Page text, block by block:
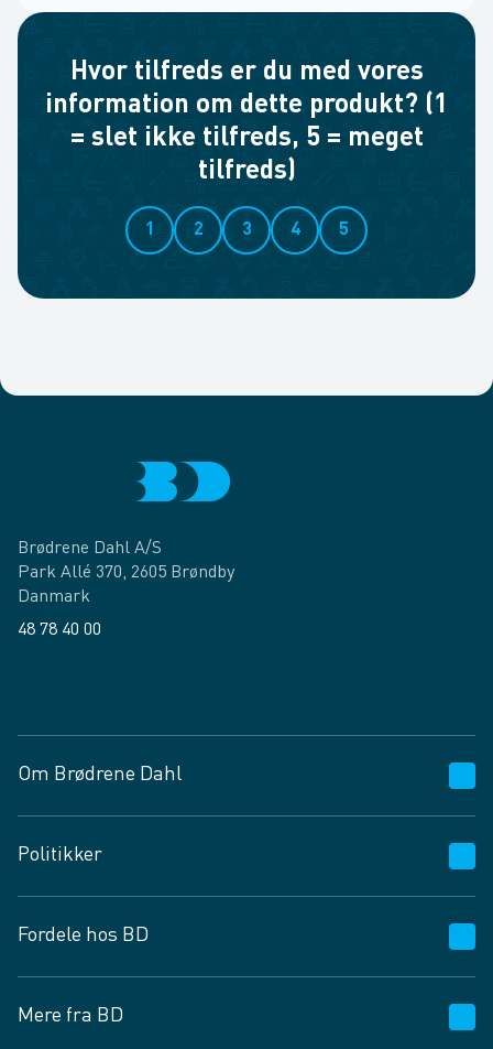
Hvor tilfreds er du med vores
information om dette produkt? (1
= slet ikke tilfreds, 5 = meget
tilfreds)
1 2 3 4 5
Brødrene Dahl A/S
Park Allé 370, 2605 Brøndby
Danmark
48 78 40 00
Om Brødrene Dahl
Vagttelefon 30 10 89 89
Spørgsmål og svar
Job og karriere
Fødevarekontrolrapport
Politikker
Privatlivspolitik
Cookies
Vilkår og betingelser
Fordele hos BD
BD app
Mere fra BD